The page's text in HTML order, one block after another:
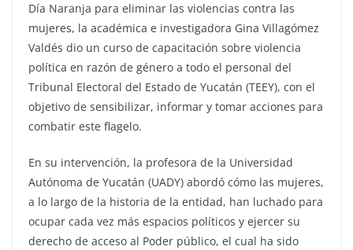
Día Naranja para eliminar las violencias contra las
mujeres, la académica e investigadora Gina Villagómez
Valdés dio un curso de capacitación sobre violencia
política en razón de género a todo el personal del
Tribunal Electoral del Estado de Yucatán (TEEY), con el
objetivo de sensibilizar, informar y tomar acciones para
combatir este flagelo.
En su intervención, la profesora de la Universidad
Autónoma de Yucatán (UADY) abordó cómo las mujeres,
a lo largo de la historia de la entidad, han luchado para
ocupar cada vez más espacios políticos y ejercer su
derecho de acceso al Poder público, el cual ha sido